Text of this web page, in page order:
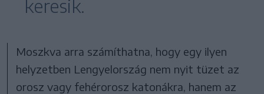
keresik.
Moszkva arra számíthatna, hogy egy ilyen
helyzetben Lengyelország nem nyit tüzet az
orosz vagy fehérorosz katonákra, hanem az